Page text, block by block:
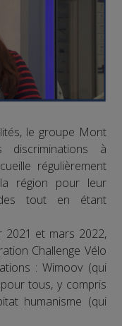
le groupe Mont
à
régulièrement
région pour leur
tout en étant
2021 et mars 2022,
Challenge Vélo
: Wimoov (qui
tous, y compris
humanisme (qui